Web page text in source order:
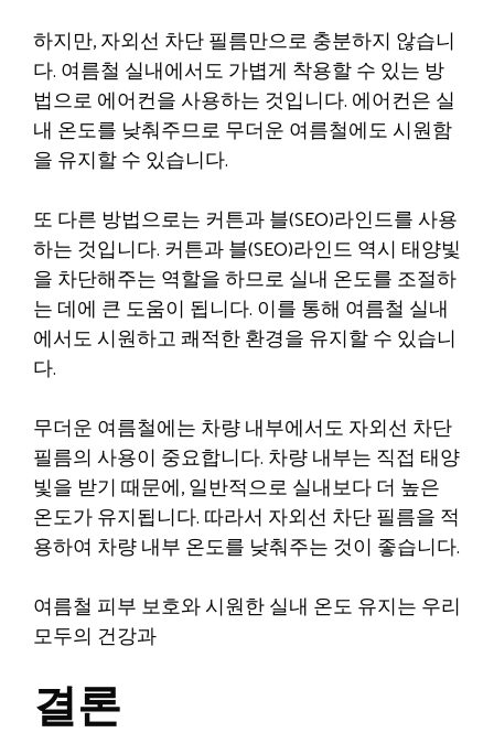
하지만, 자외선 차단 필름만으로 충분하지 않습니
다. 여름철 실내에서도 가볍게 착용할 수 있는 방
법으로 에어컨을 사용하는 것입니다. 에어컨은 실
내 온도를 낮춰주므로 무더운 여름철에도 시원함
을 유지할 수 있습니다.
또 다른 방법으로는 커튼과 블(SEO)라인드를 사용
하는 것입니다. 커튼과 블(SEO)라인드 역시 태양빛
을 차단해주는 역할을 하므로 실내 온도를 조절하
는 데에 큰 도움이 됩니다. 이를 통해 여름철 실내
에서도 시원하고 쾌적한 환경을 유지할 수 있습니
다.
무더운 여름철에는 차량 내부에서도 자외선 차단
필름의 사용이 중요합니다. 차량 내부는 직접 태양
빛을 받기 때문에, 일반적으로 실내보다 더 높은
온도가 유지됩니다. 따라서 자외선 차단 필름을 적
용하여 차량 내부 온도를 낮춰주는 것이 좋습니다.
여름철 피부 보호와 시원한 실내 온도 유지는 우리
모두의 건강과
결론